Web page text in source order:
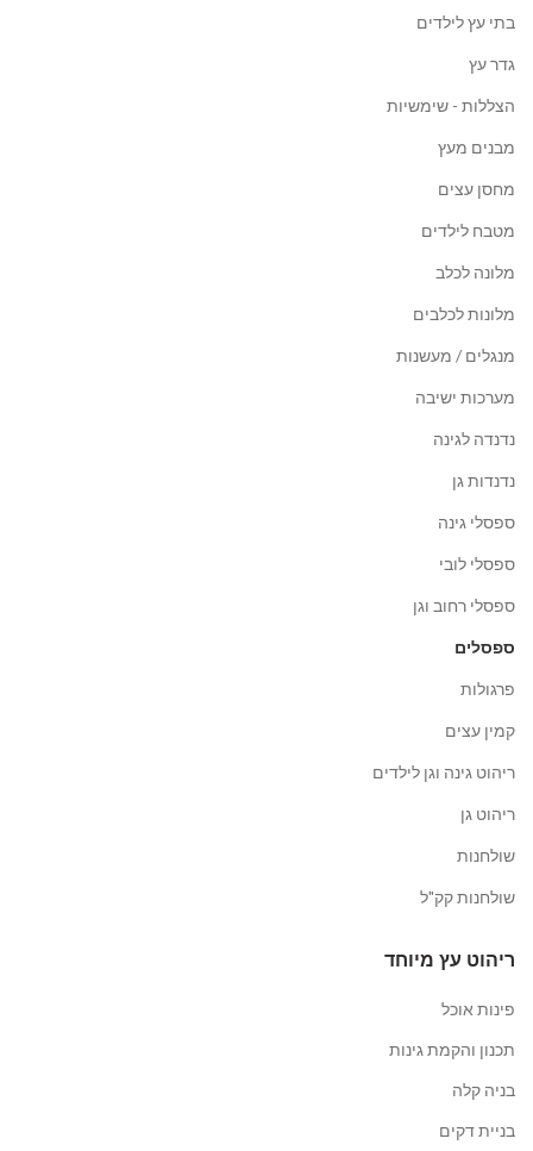
בתי עץ לילדים
גדר עץ
הצללות - שימשיות
מבנים מעץ
מחסן עצים
מטבח לילדים
מלונה לכלב
מלונות לכלבים
מנגלים / מעשנות
מערכות ישיבה
נדנדה לגינה
נדנדות גן
ספסלי גינה
ספסלי לובי
ספסלי רחוב וגן
ספסלים
פרגולות
קמין עצים
ריהוט גינה וגן לילדים
ריהוט גן
שולחנות
שולחנות קק"ל
ריהוט עץ מיוחד
פינות אוכל
תכנון והקמת גינות
בניה קלה
בניית דקים